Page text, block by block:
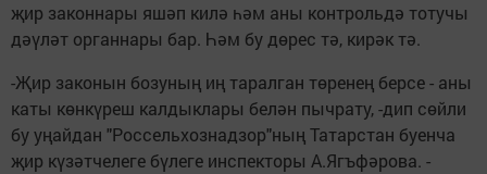
җир законнары яшәп килә һәм аны контрольдә тотучы
дәүләт органнары бар. Һәм бу дөрес тә, кирәк тә.
-Җир законын бозуның иң таралган төренең берсе - аны
каты көнкүреш калдыклары белән пычрату, -дип сөйли
бу уңайдан "Россельхознадзор"ның Татарстан буенча
җир күзәтчелеге бүлеге инспекторы А.Ягъфәрова. -